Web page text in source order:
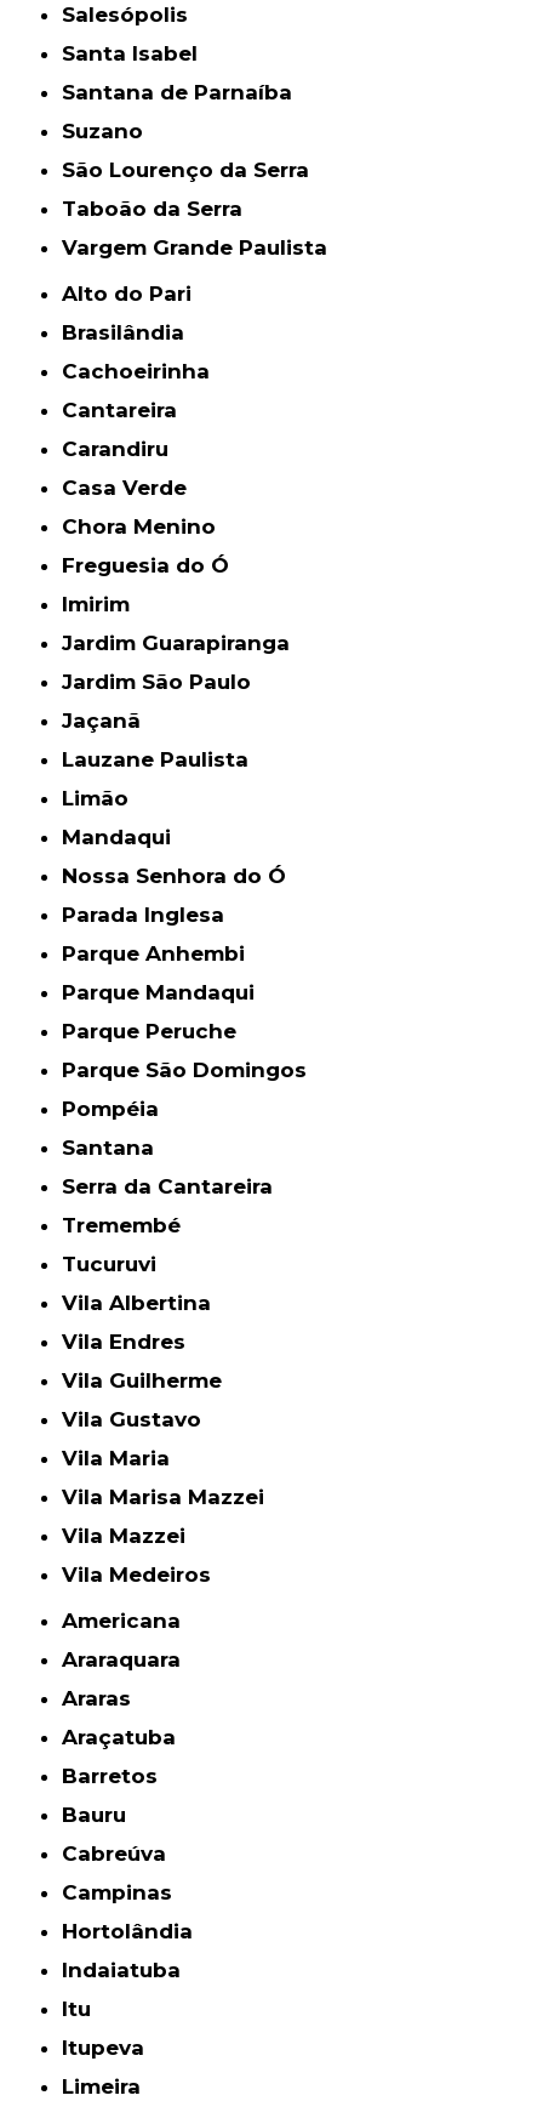
Salesópolis
Santa Isabel
Santana de Parnaíba
Suzano
São Lourenço da Serra
Taboão da Serra
Vargem Grande Paulista
Alto do Pari
Brasilândia
Cachoeirinha
Cantareira
Carandiru
Casa Verde
Chora Menino
Freguesia do Ó
Imirim
Jardim Guarapiranga
Jardim São Paulo
Jaçanã
Lauzane Paulista
Limão
Mandaqui
Nossa Senhora do Ó
Parada Inglesa
Parque Anhembi
Parque Mandaqui
Parque Peruche
Parque São Domingos
Pompéia
Santana
Serra da Cantareira
Tremembé
Tucuruvi
Vila Albertina
Vila Endres
Vila Guilherme
Vila Gustavo
Vila Maria
Vila Marisa Mazzei
Vila Mazzei
Vila Medeiros
Americana
Araraquara
Araras
Araçatuba
Barretos
Bauru
Cabreúva
Campinas
Hortolândia
Indaiatuba
Itu
Itupeva
Limeira